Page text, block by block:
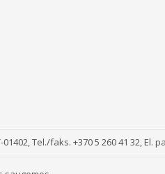
Tel./faks. +370 5 260 41 32, El.